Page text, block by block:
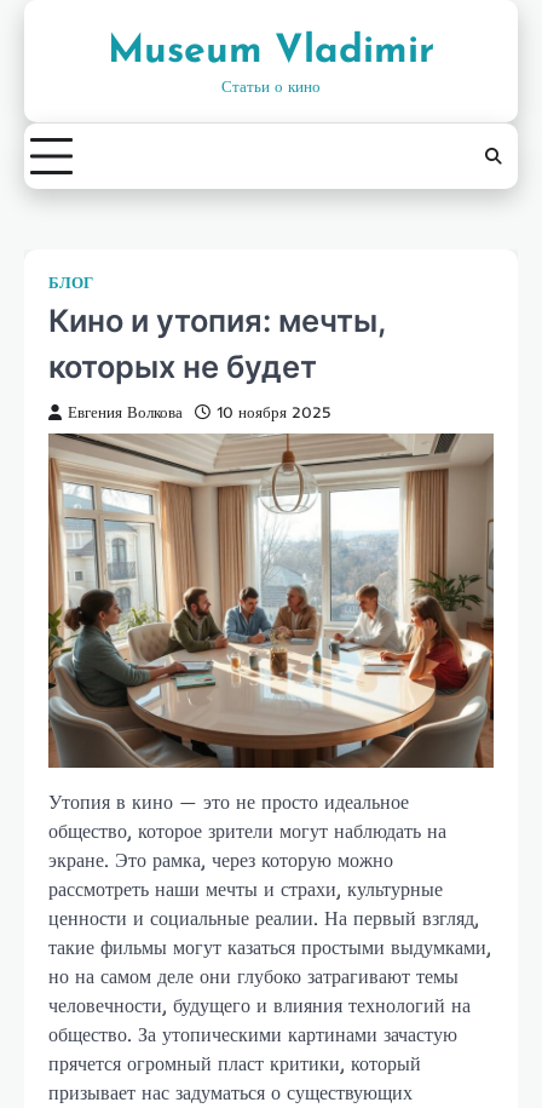
Museum Vladimir
Статьи о кино
БЛОГ
Кино и утопия: мечты,
которых не будет
Евгения Волкова 10 ноября 2025
Утопия в кино — это не просто идеальное
общество, которое зрители могут наблюдать на
экране. Это рамка, через которую можно
рассмотреть наши мечты и страхи, культурные
ценности и социальные реалии. На первый взгляд,
такие фильмы могут казаться простыми выдумками,
но на самом деле они глубоко затрагивают темы
человечности, будущего и влияния технологий на
общество. За утопическими картинами зачастую
прячется огромный пласт критики, который
призывает нас задуматься о существующих